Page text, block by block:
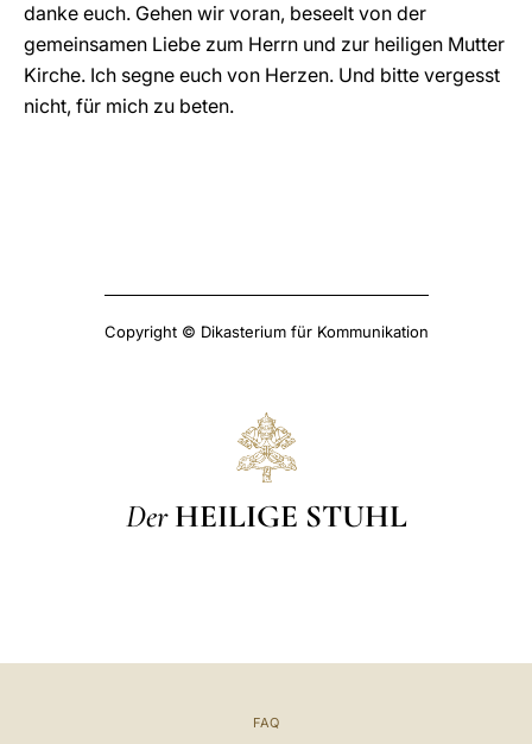
danke euch. Gehen wir voran, beseelt von der
gemeinsamen Liebe zum Herrn und zur heiligen Mutter
Kirche. Ich segne euch von Herzen. Und bitte vergesst
nicht, für mich zu beten.
Copyright © Dikasterium für Kommunikation
Der HEILIGE STUHL
FAQ